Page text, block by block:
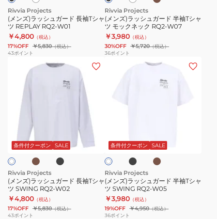
ド
長
袖
T
シ
REPLAY
RQ2-
W01
Rivvia Projects
(メンズ)ラッシュガード 長袖Tシャ
ツ REPLAY RQ2-W01
￥4,800 （税込）
17%OFF ￥5,830（税込）
43ポイント
ド
半
袖
T
シ
ク
RQ2-
W07
Rivvia Projects
(メンズ)ラッシュガード 半袖Tシャ
ツ モックネック RQ2-W07
￥3,980 （税込）
30%OFF ￥5,720（税込）
36ポイント
ガ
ー
ド
長
袖
T
シ
条件付クーポン SALE
ラ
ッ
Rivvia Projects
(メンズ)ラッシュガード 長袖Tシャ
ツ SWING RQ2-W02
￥4,800 （税込）
17%OFF ￥5,830（税込）
43ポイント
ガ
ー
ド
半
袖
T
シ
条件付クーポン SALE
ホ
ワ
イ
ブ
ラ
ッ
ク
ウ
Rivvia Projects
(メンズ)ラッシュガード 半袖Tシャ
ツ SWING RQ2-W05
￥3,980 （税込）
19%OFF ￥4,950（税込）
36ポイント